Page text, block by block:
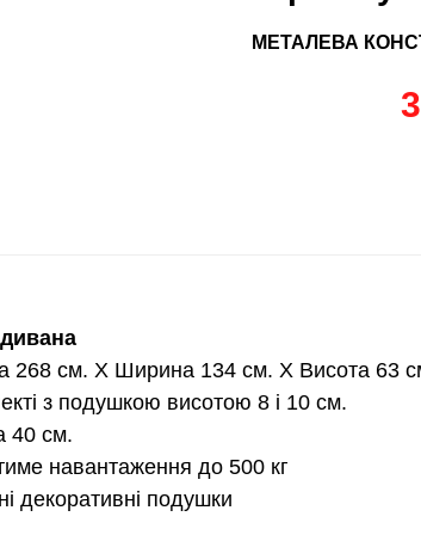
МЕТАЛЕВА
268 см. Х Ширина 134 см. Х Висота 63
з подушкою висотою 8 і 10 см.
40 см.
навантаження до 500 кг
декоративні подушки